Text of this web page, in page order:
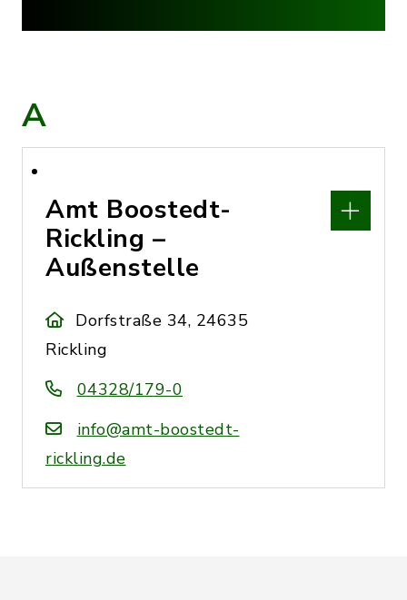
A
Amt Boostedt-
Rickling –
Außenstelle
Dorfstraße 34, 24635
Rickling
04328/179-0
info@amt-boostedt-
rickling.de